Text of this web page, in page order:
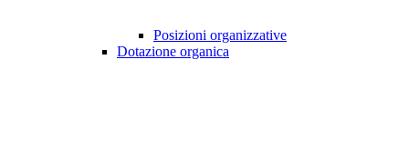
Posizioni organizzative
Dotazione organica